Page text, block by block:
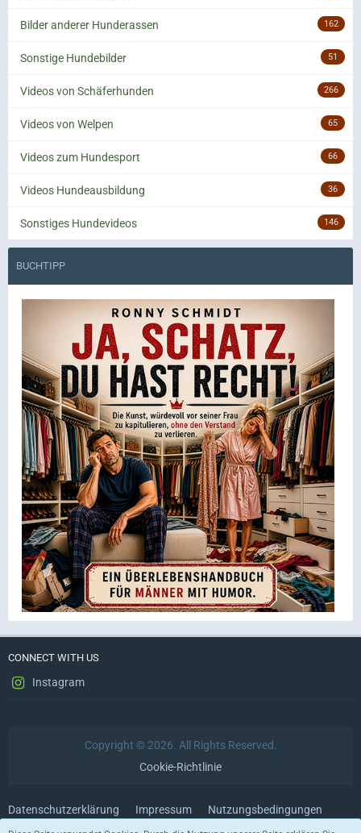
Bilder anderer Hunderassen 162
Sonstige Hundebilder 51
Videos von Schäferhunden 266
Videos von Welpen 65
Videos zum Hundesport 66
Videos Hundeausbildung 36
Sonstiges Hundevideos 146
BUCHTIPP
CONNECT WITH US
Instagram
Copyright © 2026. All Rights Reserved.
Cookie-Richtlinie
Datenschutzerklärung Impressum Nutzungsbedingungen